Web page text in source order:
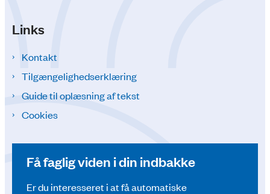
Links
Kontakt
Tilgængelighedserklæring
Guide til oplæsning af tekst
Cookies
Få faglig viden i din indbakke
Er du interesseret i at få automatiske